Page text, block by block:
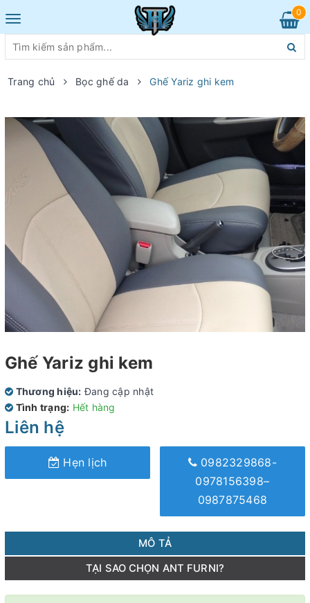
Toggle
navigation
0
Trang chủ Bọc ghế da Ghế Yariz ghi kem
Ghế Yariz ghi kem
Thương hiệu: Đang cập nhật
Tình trạng: Hết hàng
Liên hệ
Hẹn lịch
0982329868-
0978156398–
0987875468
MÔ TẢ
TẠI SAO CHỌN ANT FURNI?